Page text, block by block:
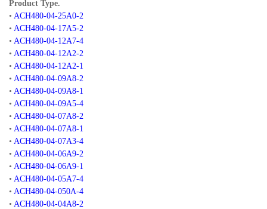
Product Type.
• ACH480-04-25A0-2
• ACH480-04-17A5-2
• ACH480-04-12A7-4
• ACH480-04-12A2-2
• ACH480-04-12A2-1
• ACH480-04-09A8-2
• ACH480-04-09A8-1
• ACH480-04-09A5-4
• ACH480-04-07A8-2
• ACH480-04-07A8-1
• ACH480-04-07A3-4
• ACH480-04-06A9-2
• ACH480-04-06A9-1
• ACH480-04-05A7-4
• ACH480-04-050A-4
• ACH480-04-04A8-2